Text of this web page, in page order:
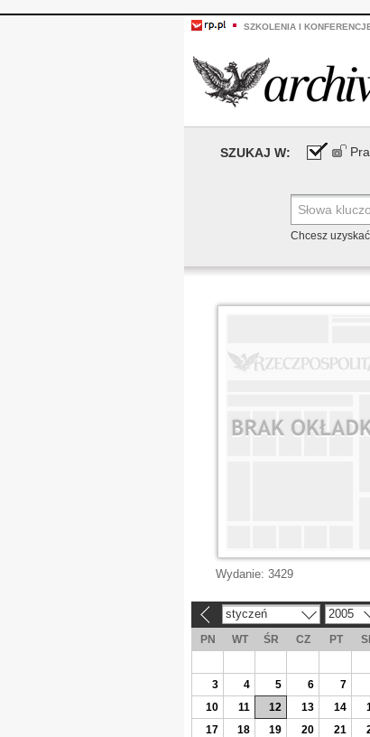
SZKOLENIA I
SZUKAJ W:
Chcesz
Wydanie: 3429
styczeń 2005
PN WT ŚR CZ PT
3
4 5 6 7
10
11 12 13 14
17
18 19 20 21